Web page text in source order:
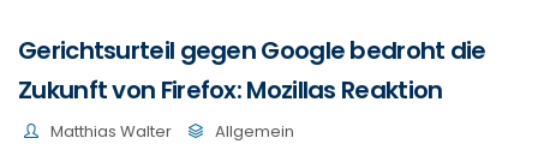
Gerichtsurteil gegen Google bedroht die
Zukunft von Firefox: Mozillas Reaktion
Matthias Walter Allgemein